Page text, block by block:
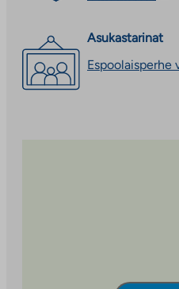
Asukastarinat
Espoolaisperhe